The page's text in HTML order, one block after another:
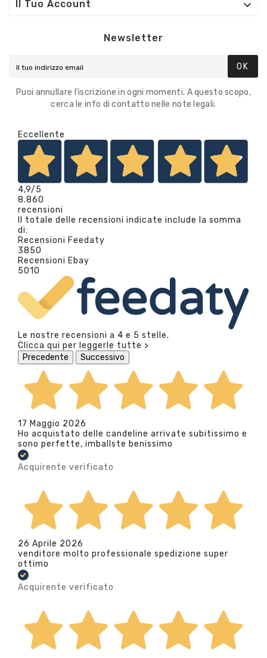
Il Tuo Account 
Newsletter
OK
Puoi annullare l'iscrizione in ogni momenti. A questo scopo,
cerca le info di contatto nelle note legali.
Eccellente
4,9/5
8.860
recensioni
Il totale delle recensioni indicate include la somma
di:
Recensioni Feedaty
3850
Recensioni Ebay
5010
Le nostre recensioni a 4 e 5 stelle.
Clicca qui per leggerle tutte >
Precedente
Successivo
17 Maggio 2026
Ho acquistato delle candeline arrivate subitissimo e
sono perfette, imballste benissimo
Acquirente verificato
26 Aprile 2026
venditore molto professionale spedizione super
ottimo
Acquirente verificato